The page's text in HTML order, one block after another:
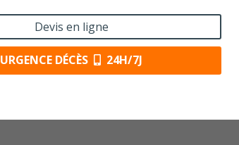
Devis en ligne
URGENCE DÉCÈS 24H/7J